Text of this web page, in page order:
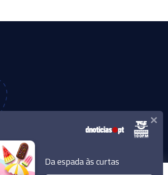
Da espada às curtas
×